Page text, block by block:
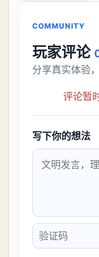
COMMUNITY
玩家评论
分享真实体验
评论暂
写下你的想法
验证码